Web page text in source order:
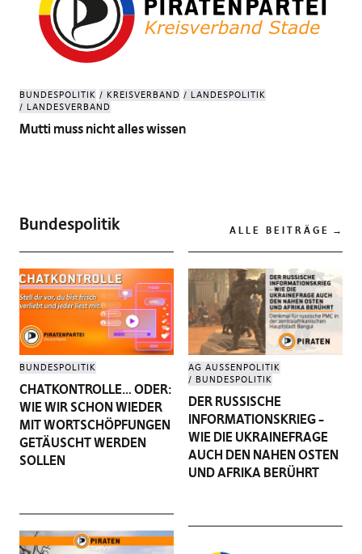
BUNDESPOLITIK KREISVERBAND
LANDESPOLITIK
LANDESVERBAND
Mutti muss nicht alles wissen
Bundespolitik ALLE BEITRÄGE
BUNDESPOLITIK
CHATKONTROLLE… ODER:
WIE WIR SCHON WIEDER
MIT WORTSCHÖPFUNGEN
GETÄUSCHT WERDEN
SOLLEN
AG AUSSENPOLITIK
BUNDESPOLITIK
DER RUSSISCHE
INFORMATIONSKRIEG –
WIE DIE UKRAINEFRAGE
AUCH DEN NAHEN OSTEN
UND AFRIKA BERÜHRT